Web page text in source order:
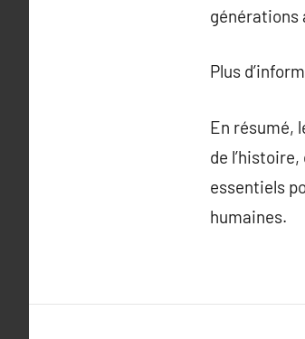
générations
Plus
En résumé,
de
essentiels
humaines.